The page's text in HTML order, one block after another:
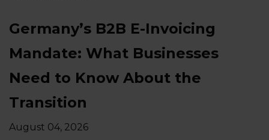
Germany’s B2B E-Invoicing
Mandate: What Businesses
Need to Know About the
Transition
August 04, 2026